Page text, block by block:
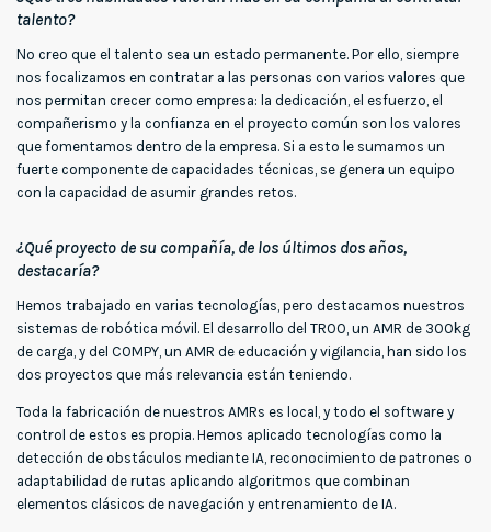
talento?
No creo que el talento sea un estado permanente. Por ello, siempre
nos focalizamos en contratar a las personas con varios valores que
nos permitan crecer como empresa: la dedicación, el esfuerzo, el
compañerismo y la confianza en el proyecto común son los valores
que fomentamos dentro de la empresa. Si a esto le sumamos un
fuerte componente de capacidades técnicas, se genera un equipo
con la capacidad de asumir grandes retos.
¿Qué proyecto de su compañía, de los últimos dos años,
destacaría?
Hemos trabajado en varias tecnologías, pero destacamos nuestros
sistemas de robótica móvil. El desarrollo del TROO, un AMR de 300kg
de carga, y del COMPY, un AMR de educación y vigilancia, han sido los
dos proyectos que más relevancia están teniendo.
Toda la fabricación de nuestros AMRs es local, y todo el software y
control de estos es propia. Hemos aplicado tecnologías como la
detección de obstáculos mediante IA, reconocimiento de patrones o
adaptabilidad de rutas aplicando algoritmos que combinan
elementos clásicos de navegación y entrenamiento de IA.